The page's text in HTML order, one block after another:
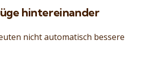
hintereinander
nicht automatisch bessere